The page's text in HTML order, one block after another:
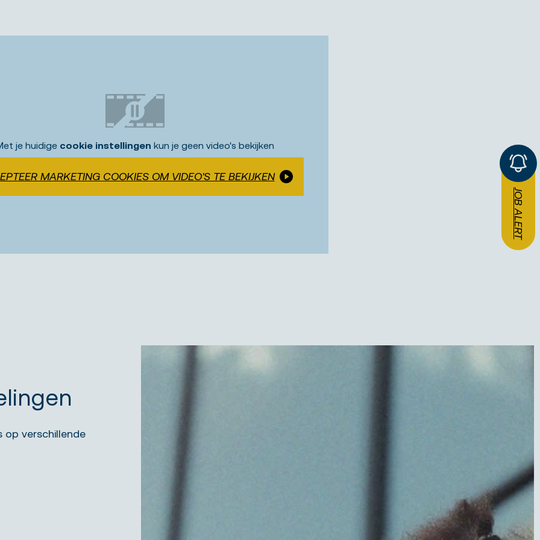
JOB ALERT
je huidige cookie instellingen kun je geen video's bekijken
MARKETING COOKIES OM VIDEO'S TE BEKIJKEN
op verschillende